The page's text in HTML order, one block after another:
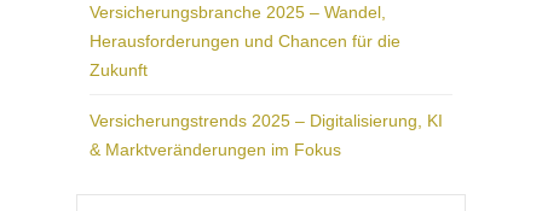
Versicherungsbranche 2025 – Wandel,
Herausforderungen und Chancen für die
Zukunft
Versicherungstrends 2025 – Digitalisierung, KI
& Marktveränderungen im Fokus